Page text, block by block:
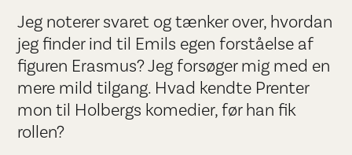
Jeg noterer svaret og tænker over, hvordan
jeg finder ind til Emils egen forståelse af
figuren Erasmus? Jeg forsøger mig med en
mere mild tilgang. Hvad kendte Prenter
mon til Holbergs komedier, før han fik
rollen?